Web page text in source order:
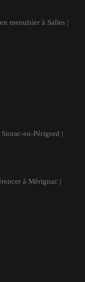
menuisier à Salles |
en-Périgord |
à Mérignac |